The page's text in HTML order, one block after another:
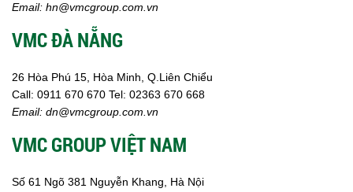
Email: hn@vmcgroup.com.vn
VMC ĐÀ NẴNG
26 Hòa Phú 15, Hòa Minh, Q.Liên Chiểu
Call: 0911 670 670 Tel: 02363 670 668
Email: dn@vmcgroup.com.vn
VMC GROUP VIỆT NAM
Số 61 Ngõ 381 Nguyễn Khang, Hà Nội